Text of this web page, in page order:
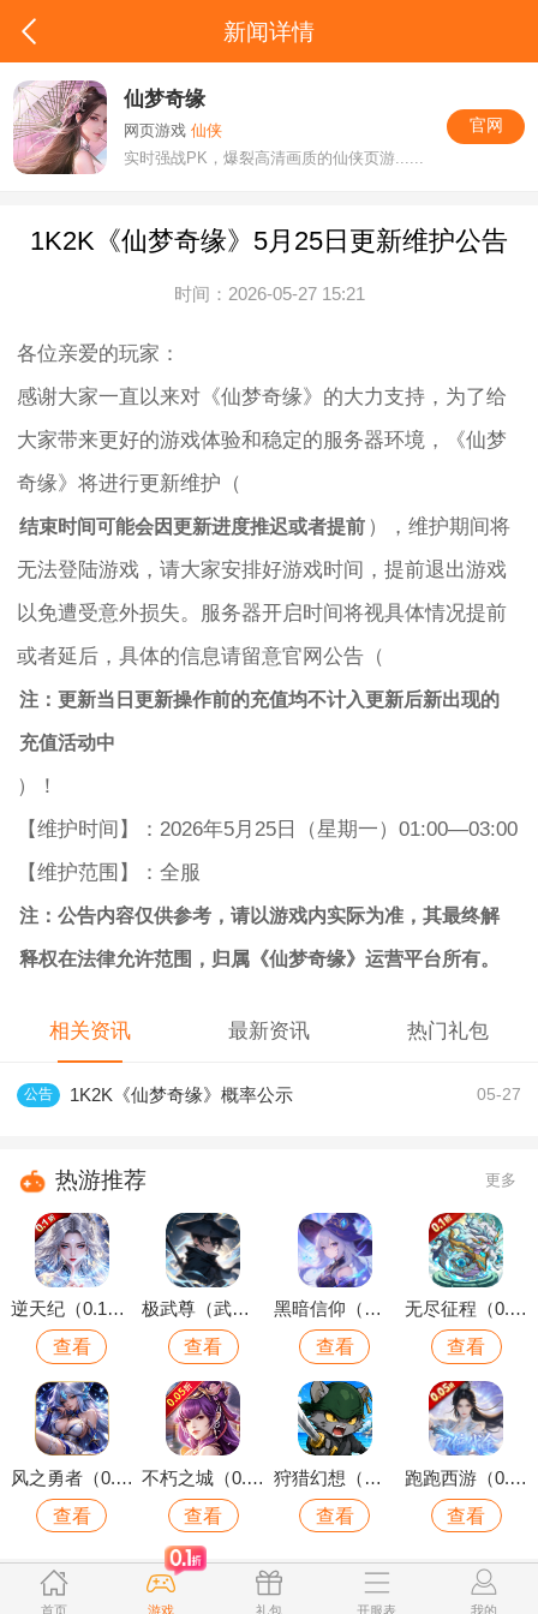
新闻详情
仙梦奇缘
网页游戏仙侠
实时强战PK，爆裂高清画质的仙侠页游......
官网
1K2K《仙梦奇缘》5月25日更新维护公告
时间：2026-05-27 15:21
各位亲爱的玩家：
感谢大家一直以来对《仙梦奇缘》的大力支持，为了给
大家带来更好的游戏体验和稳定的服务器环境，《仙梦
奇缘》将进行更新维护（
结束时间可能会因更新进度推迟或者提前 ），维护期间将
无法登陆游戏，请大家安排好游戏时间，提前退出游戏
以免遭受意外损失。服务器开启时间将视具体情况提前
或者延后，具体的信息请留意官网公告（
注：更新当日更新操作前的充值均不计入更新后新出现的
充值活动中
）！
【维护时间】：2026年5月25日（星期一）01:00—03:00
【维护范围】：全服
注：公告内容仅供参考，请以游戏内实际为准，其最终解
释权在法律允许范围，归属《仙梦奇缘》运营平台所有。
相关资讯 最新资讯 热门礼包
公告 1K2K《仙梦奇缘》概率公示 05-27
热游推荐 更多
逆天纪（0.1折万抽真充版）
查看
极武尊（武林论剑）
查看
黑暗信仰（魔法远征）
查看
无尽征程（0.1折每天送6480代金卷）
查看
风之勇者（0.1折开局送千抽）
查看
不朽之城（0.05折开局送自选金将）
查看
狩猎幻想（内置0.1折上线送千抽）
查看
跑跑西游（0.05折双倍代金买断版）
查看
首页 游戏 礼包 开服表 我的